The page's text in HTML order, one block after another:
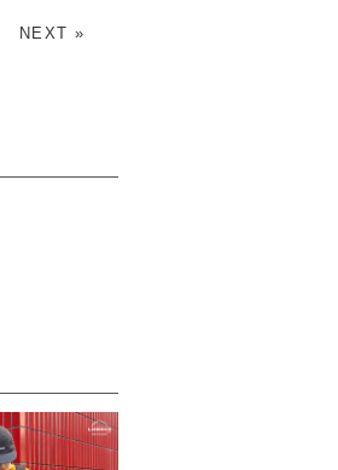
NEXT »